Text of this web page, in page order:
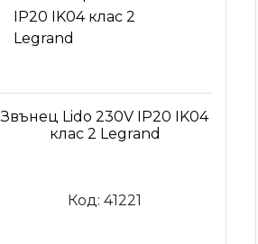
Звънец Lido 230V IP20 IK04
клас 2 Legrand
Код:41221